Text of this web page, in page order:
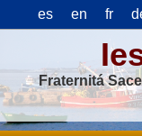
es en fr
Fraternitá